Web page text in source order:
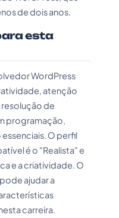
de dois anos.
esta
WordPress
atenção
de
programação,
O perfil
é o "Realista" e
e a criatividade. O
ajudar a
carreira.